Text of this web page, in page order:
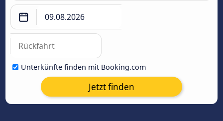
Unterkünfte finden mit Booking.com
Jetzt finden